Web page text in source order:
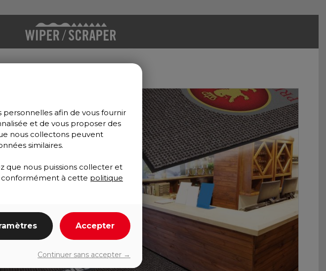
afin de vous fournir
et de vous proposer des
nous collectons peuvent
similaires.
que nous puissions collecter et
conformément à cette politique
Accepter
Continuer sans accepter →